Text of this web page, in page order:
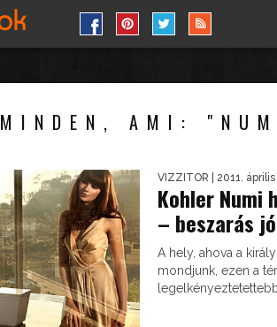
MINDEN, AMI:
VIZZITOR | 2011.
Kohler Numi
– beszarás jó
A hely, ahova a
mondjunk, ezen a